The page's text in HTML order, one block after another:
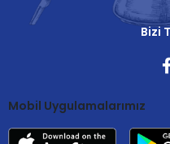
Bizi
Mobil Uygulamalarımız